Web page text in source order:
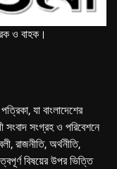
ও বাহক।
যা বাংলাদেশের
সংবাদ সংগ্রহ ও পরিবেশনে
রাজনীতি, অর্থনীতি,
বিষয়ের উপর ভিত্তি